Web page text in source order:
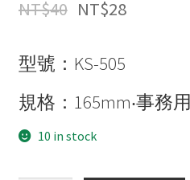
NT$40 NT$28
型號：KS-505
規格：165mm‧事務用
10 in stock